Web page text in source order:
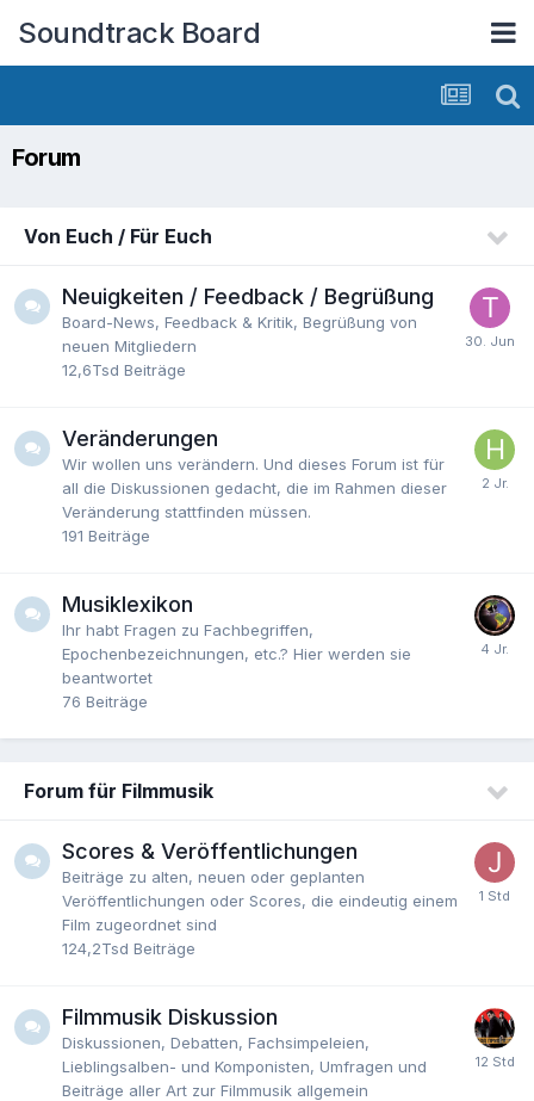
Soundtrack Board
Forum
Von Euch / Für Euch
Neuigkeiten / Feedback / Begrüßung
Board-News, Feedback & Kritik, Begrüßung von
neuen Mitgliedern
12,6Tsd Beiträge
Veränderungen
Wir wollen uns verändern. Und dieses Forum ist für
all die Diskussionen gedacht, die im Rahmen dieser
Veränderung stattfinden müssen.
191 Beiträge
Musiklexikon
Ihr habt Fragen zu Fachbegriffen,
Epochenbezeichnungen, etc.? Hier werden sie
beantwortet
76 Beiträge
Forum für Filmmusik
Scores & Veröffentlichungen
Beiträge zu alten, neuen oder geplanten
Veröffentlichungen oder Scores, die eindeutig einem
Film zugeordnet sind
124,2Tsd Beiträge
Filmmusik Diskussion
Diskussionen, Debatten, Fachsimpeleien,
Lieblingsalben- und Komponisten, Umfragen und
Beiträge aller Art zur Filmmusik allgemein